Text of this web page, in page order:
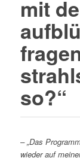
mit
so?“
– „Das
wieder auf